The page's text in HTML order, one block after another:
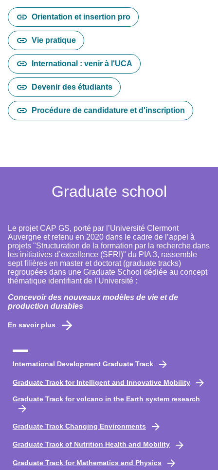
Orientation et insertion pro
Vie pratique
International : venir à l'UCA
Devenir des étudiants
Procédure de candidature et d'inscription
Graduate school
Le projet CAP GS, porté par l’Université Clermont
Auvergne et retenu en 2020 dans le cadre de l’appel à
projets "Structuration de la formation par la recherche dans
les initiatives d’excellence (SFRI)" du PIA 3, rassemble
sept filières en master et doctorat (graduate tracks)
regroupées dans une Graduate School dédiée au concept
thématique identifiant de l’Université :
Concevoir des nouveaux modèles de vie et de
production durables
En savoir plus
International Development Graduate Track
Graduate Track for Intelligent and Innovative Mobility
Graduate Track for volcano in the Earth system research
Graduate Track Changing Environments
Graduate Track of Nutrition Health and Mobility
Graduate Track for Mathematics and Physics